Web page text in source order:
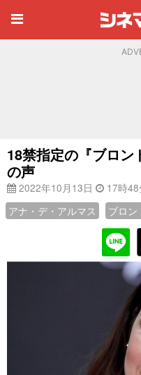
18禁指定の『ブロ
の声
2022年10月13日
17時48
アナ・デ・アルマス
ブロン